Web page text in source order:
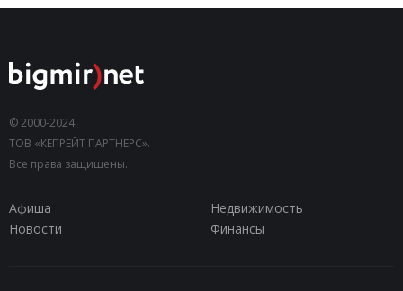
© 2000-2024,
ТОВ «КЕПРЕЙТ ПАРТНЕРС».
Все права защищены.
Афиша
Недвижимость
Новости
Финансы